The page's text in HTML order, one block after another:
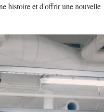
histoire et d'offrir une nouvelle